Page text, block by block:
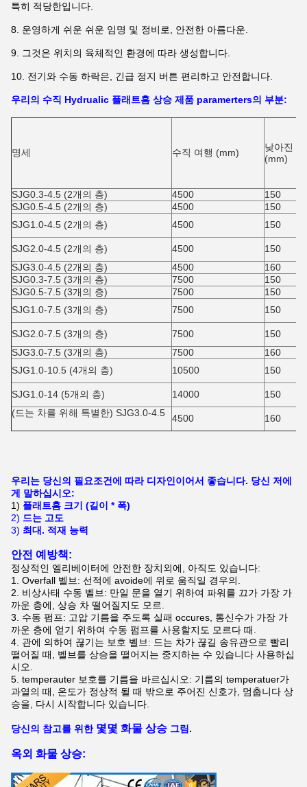
특히 적당한입니다.
8. 운영하게 쉬운 쉬운 임명 및 정비로, 안전한 아름다운.
9. 그것은 위치의 육체적인 환경에 따라 생성합니다.
10. 전기와 수동 하락은, 긴급 정지 버튼 편리하고 안전합니다.
우리의 수직 Hydrualic 플래트홈 상승 제품 paramerters의 부분:
명세 수직 여행 (mm)
낮아진
(mm)
SJG0.3-4.5 (2개의 층) 4500
150
SJG0.5-4.5 (2개의 층)
4500
150
SJG1.0-4.5 (2개의 층)
4500 150
SJG2.0-4.5 (2개의 층) 4500
150
SJG3.0-4.5 (2개의 층)
4500
160
SJG0.3-7.5 (3개의 층)
7500
150
SJG0.5-7.5 (3개의 층)
7500
150
SJG1.0-7.5 (3개의 층)
7500 150
SJG2.0-7.5 (3개의 층) 7500
150
SJG3.0-7.5 (3개의 층)
7500
160
SJG1.0-10.5 (4개의 층)
10500 150
SJG1.0-14 (5개의 층) 14000
150
(드는 차를 위해 특별한) SJG3.0-4.5
4500 160
우리는 당신의 필요조건에 따라 디자인이어서 좋습니다. 당신 저에
게 말하십시오:
1) 플래트홈 크기 (길이 * 폭)
2) 드는 고도
3) 최대. 적재 능력
안전 예방책:
정상적인 엘리베이터에 안전한 장치외에, 아직도 있습니다:
1. Overfall 벨브: 선적에 avoide에 위로 움직일 경우의.
2. 비상사태 수동 벨브: 만일 문을 열기 위하여 파워를 끄가 가장 가
까운 층에, 상승 차 떨어질지도 모르.
3. 수동 펌프: 고압 기름을 주도록 실패 occures, 통신수가 가장 가
까운 층에 얻기 위하여 수동 펌프를 사용할지도 모르다 때.
4. 관에 의하여 끊기는 보호 벨브: 드는 차가 끊길 송유관으로 빨리
떨어질 때, 벨브를 상승을 떨어지는 중지하는 수 있습니다 사용하십
시오.
5. temperauter 보호를 기름을 바르십시오: 기름의 temperatuer가
과열의 때, 온도가 정상적 될 때 밖으로 주어진 신호가, 멈춥니다 상
승을, 다시 시작합니다 있습니다.
당신의 참고를 위한 몇몇 화물 상승 그림.
옥외 화물 상승: